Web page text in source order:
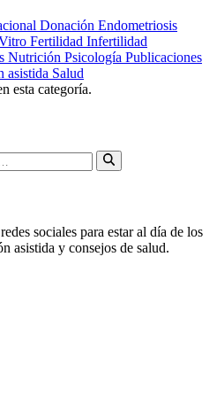
Donación Endometriosis
Fertilidad Infertilidad
Nutrición Psicología Publicaciones
asistida Salud
esta categoría.
sociales para estar al día de los
asistida y consejos de salud.